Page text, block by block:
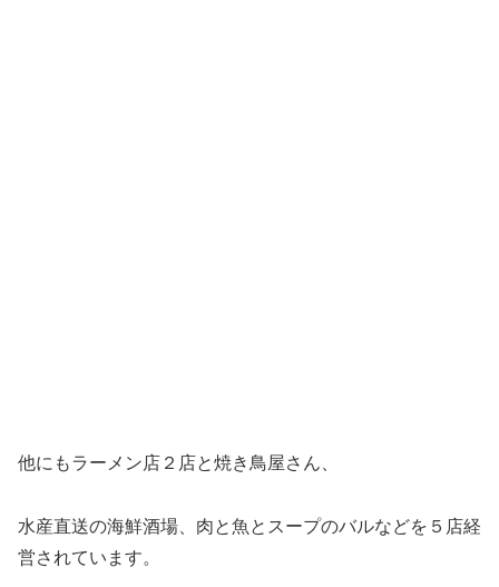
他にもラーメン店２店と焼き鳥屋さん、
水産直送の海鮮酒場、肉と魚とスープのバルなどを５店経
営されています。